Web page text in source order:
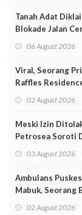
Tanah Adat
Blokade Jalan
06 August 2026
Viral, Seorang
Raffles
02 August 2026
Meski Izin
Petrosea Soroti
03 August 2026
Ambulans
Mabuk, Seorang
02 August 2026